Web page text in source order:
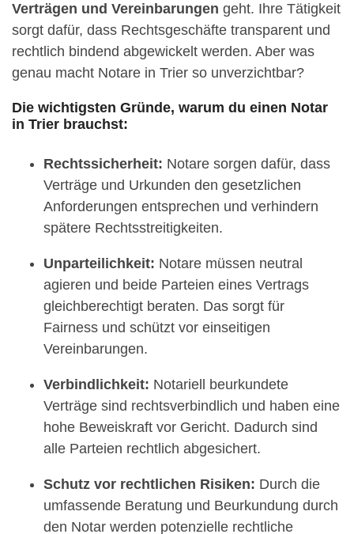
Verträgen und Vereinbarungen geht. Ihre Tätigkeit
sorgt dafür, dass Rechtsgeschäfte transparent und
rechtlich bindend abgewickelt werden. Aber was
genau macht Notare in Trier so unverzichtbar?
Die wichtigsten Gründe, warum du einen Notar
in Trier brauchst:
Rechtssicherheit: Notare sorgen dafür, dass
Verträge und Urkunden den gesetzlichen
Anforderungen entsprechen und verhindern
spätere Rechtsstreitigkeiten.
Unparteilichkeit: Notare müssen neutral
agieren und beide Parteien eines Vertrags
gleichberechtigt beraten. Das sorgt für
Fairness und schützt vor einseitigen
Vereinbarungen.
Verbindlichkeit: Notariell beurkundete
Verträge sind rechtsverbindlich und haben eine
hohe Beweiskraft vor Gericht. Dadurch sind
alle Parteien rechtlich abgesichert.
Schutz vor rechtlichen Risiken: Durch die
umfassende Beratung und Beurkundung durch
den Notar werden potenzielle rechtliche